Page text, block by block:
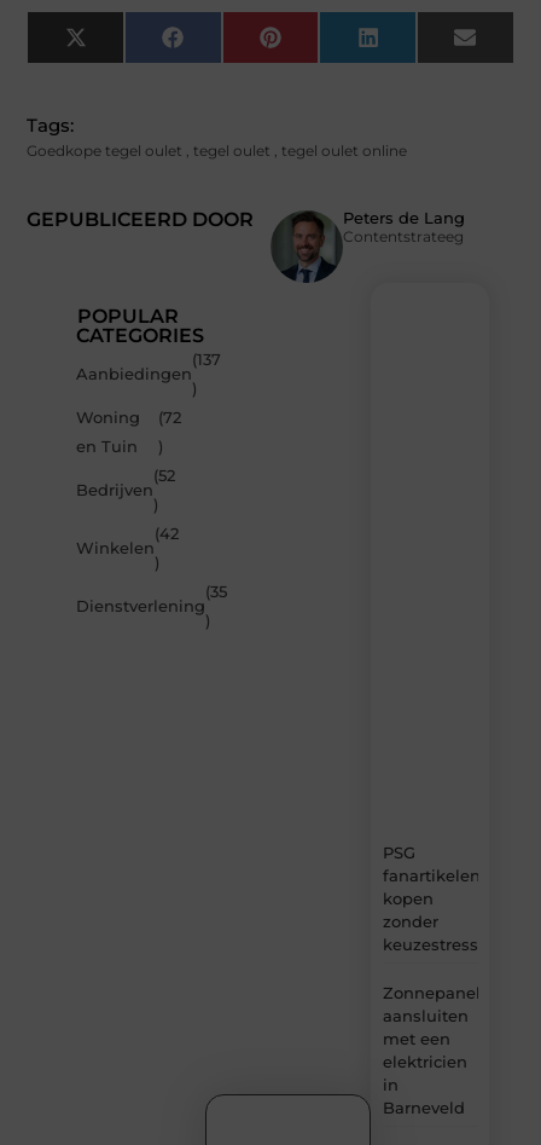
X
(Twitter)
FacebookPinterest LinkedIn Email
GEPUBLICEERD DOOR Peters de Lang
Contentstrateeg
Tags:
Goedkope tegel oulet , tegel oulet , tegel oulet online
POPULAR
CATEGORIES
Aanbiedingen
(137
)
Woning
en Tuin
(72
)
Bedrijven
(52
)
Winkelen
(42
)
Dienstverlening
(35
)
PSG
fanartikelen
kopen
zonder
keuzestress
Zonnepanelen
aansluiten
met een
elektricien
in
Barneveld